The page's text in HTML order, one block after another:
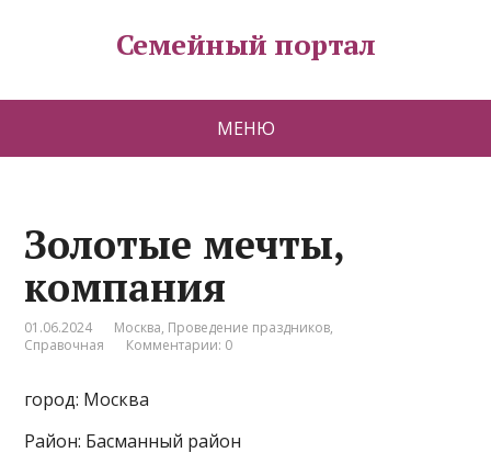
Семейный портал
МЕНЮ
Золотые мечты,
компания
01.06.2024 Москва, Проведение праздников,
Справочная
Комментарии: 0
город: Москва
Район: Басманный район